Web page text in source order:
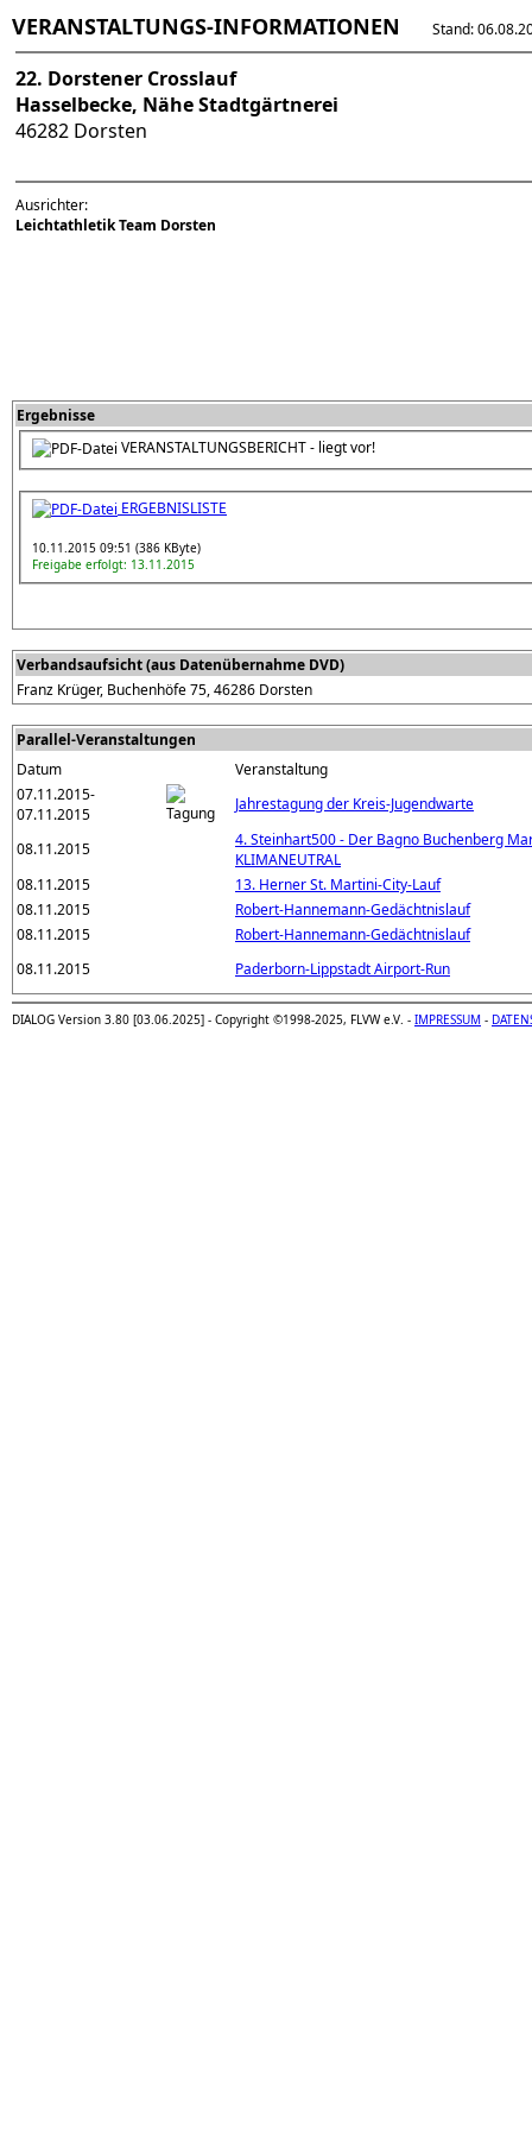
VERANSTALTUNGS-INFORMATIONEN Stand:
22. Dorstener Crosslauf
Hasselbecke, Nähe Stadtgärtnerei
46282 Dorsten
Ausrichter:
Leichtathletik Team Dorsten
Ergebnisse
VERANSTALTUNGSBERICHT - liegt vor!
ERGEBNISLISTE
10.11.2015 09:51 (386 KByte)
Freigabe erfolgt: 13.11.2015
Verbandsaufsicht (aus Datenübernahme DVD)
Franz Krüger, Buchenhöfe 75, 46286 Dorsten
Parallel-Veranstaltungen
Datum
Veranstaltung
07.11.2015-
07.11.2015
Jahrestagung der Kreis-Jugendwarte
08.11.2015
4. Steinhart500 - Der Bagno Buchenberg
KLIMANEUTRAL
08.11.2015
13. Herner St. Martini-City-Lauf
08.11.2015
Robert-Hannemann-Gedächtnislauf
08.11.2015
Robert-Hannemann-Gedächtnislauf
08.11.2015
Paderborn-Lippstadt Airport-Run
DIALOG Version 3.80 [03.06.2025] - Copyright ©1998-2025, FLVW e.V. - IMPRESSUM -